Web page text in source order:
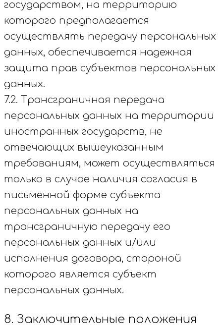
государством, на территорию
которого предполагается
осуществлять передачу персональных
данных, обеспечивается надежная
защита прав субъектов персональных
данных.
7.2. Трансграничная передача
персональных данных на территории
иностранных государств, не
отвечающих вышеуказанным
требованиям, может осуществляться
только в случае наличия согласия в
письменной форме субъекта
персональных данных на
трансграничную передачу его
персональных данных и/или
исполнения договора, стороной
которого является субъект
персональных данных.
8. Заключительные положения